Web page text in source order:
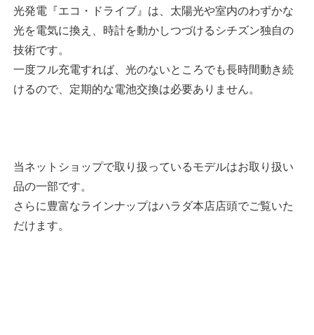
光発電『エコ・ドライブ』は、太陽光や室内のわずかな
光を電気に換え、時計を動かしつづけるシチズン独自の
技術です。
一度フル充電すれば、光のないところでも長時間動き続
けるので、定期的な電池交換は必要ありません。
当ネットショップで取り扱っているモデルはお取り扱い
品の一部です。
さらに豊富なラインナップはハラダ本店店頭でご覧いた
だけます。